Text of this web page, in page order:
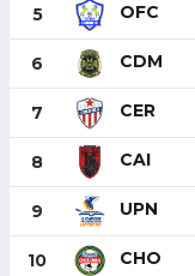
5 OFC
6 CDM
7 CER
8 CAI
9 UPN
10 CHO